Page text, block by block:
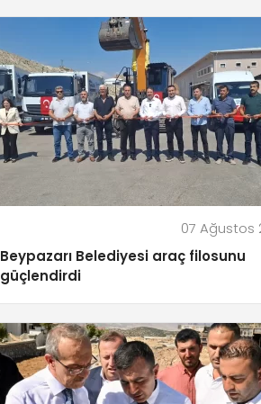
07 Ağustos
Beypazarı Belediyesi araç filosunu
güçlendirdi